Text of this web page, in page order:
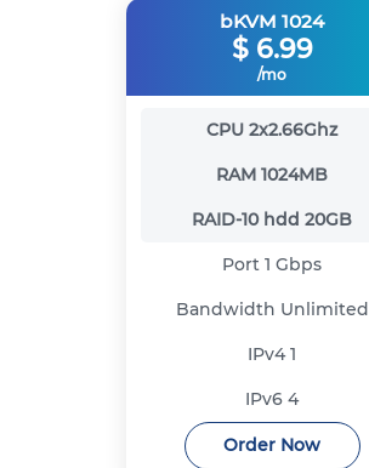
bKVM 1024
$ 6.99
/mo
CPU 2x2.66Ghz
RAM 1024MB
RAID-10 hdd 20GB
Port 1 Gbps
Bandwidth Unlimited
IPv41
IPv6 4
Order Now